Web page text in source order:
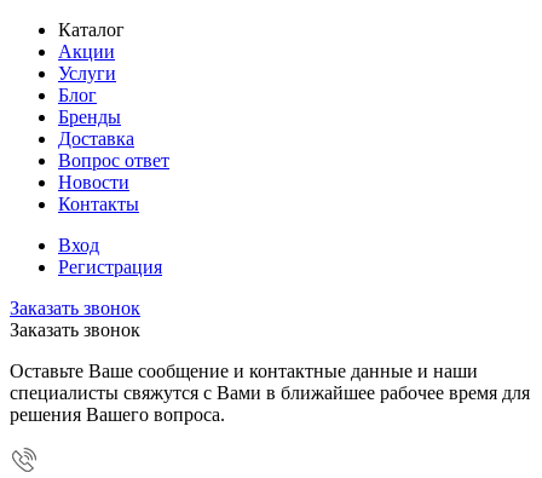
Каталог
Акции
Услуги
Блог
Бренды
Доставка
Вопрос ответ
Новости
Контакты
Вход
Регистрация
Заказать звонок
Заказать звонок
Оставьте Ваше сообщение и контактные данные и наши
специалисты свяжутся с Вами в ближайшее рабочее время для
решения Вашего вопроса.